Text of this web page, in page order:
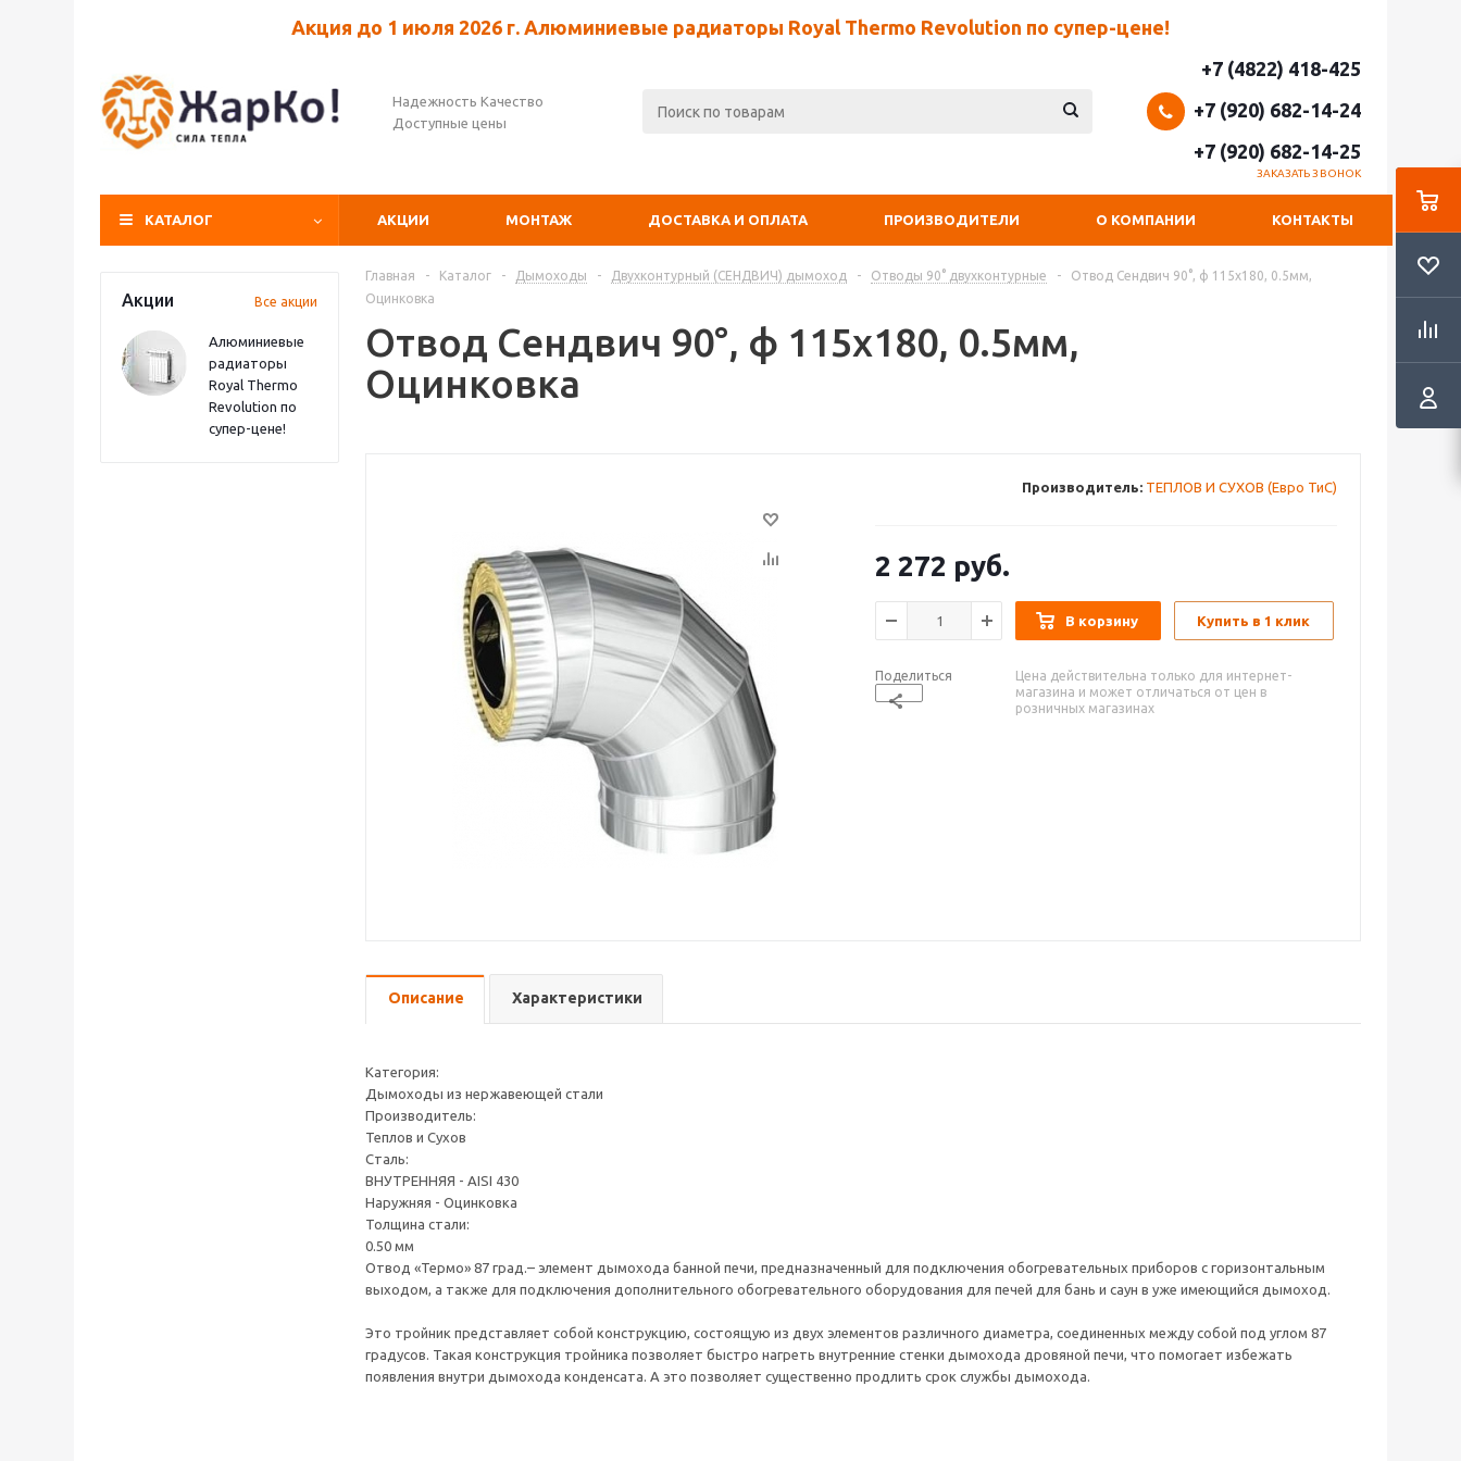
Акция до 1 июля 2026 г. Алюминиевые радиаторы Royal Thermo Revolution по супер-цене!
Надежность Качество
Доступные цены
+7 (4822) 418-425
+7 (920) 682-14-24
+7 (920) 682-14-25
ЗАКАЗАТЬ ЗВОНОК
КАТАЛОГ АКЦИИ МОНТАЖ ДОСТАВКА И ОПЛАТА ПРОИЗВОДИТЕЛИ О КОМПАНИИ КОНТАКТЫ
Акции Все акции
Алюминиевые
радиаторы
Royal Thermo
Revolution по
супер-цене!
Главная - Каталог - Дымоходы - Двухконтурный (СЕНДВИЧ) дымоход - Отводы 90° двухконтурные -
Отвод Сендвич 90°, ф 115х180, 0.5мм,
Оцинковка
Отвод Сендвич 90°, ф 115х180, 0.5мм,
Оцинковка
Производитель: ТЕПЛОВ И СУХОВ (Евро ТиС)
2 272 руб.
В корзину Купить в 1 клик
Поделиться
Цена действительна только для интернет-
магазина и может отличаться от цен в
розничных магазинах
Описание Характеристики
Категория:
Дымоходы из нержавеющей стали
Производитель:
Теплов и Сухов
Сталь:
ВНУТРЕННЯЯ - AISI 430
Наружняя - Оцинковка
Толщина стали:
0.50 мм
Отвод «Термо» 87 град.– элемент дымохода банной печи, предназначенный для подключения обогревательных приборов с горизонтальным
выходом, а также для подключения дополнительного обогревательного оборудования для печей для бань и саун в уже имеющийся дымоход.
Это тройник представляет собой конструкцию, состоящую из двух элементов различного диаметра, соединенных между собой под углом 87
градусов. Такая конструкция тройника позволяет быстро нагреть внутренние стенки дымохода дровяной печи, что помогает избежать
появления внутри дымохода конденсата. А это позволяет существенно продлить срок службы дымохода.